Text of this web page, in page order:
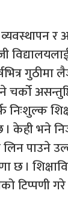
र
गुठीमा
निःशुल्क
। केही भने
पाउने
छ ।
टिप्पणी गरे